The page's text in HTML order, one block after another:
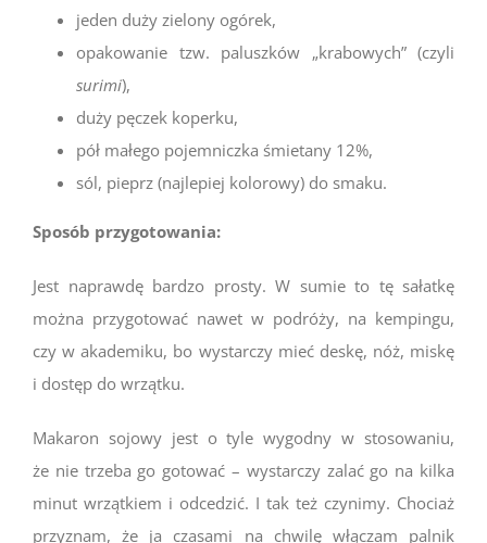
jeden duży zielony ogórek,
opakowanie tzw. paluszków „krabowych” (czyli
surimi),
duży pęczek koperku,
pół małego pojemniczka śmietany 12%,
sól, pieprz (najlepiej kolorowy) do smaku.
Sposób przygotowania:
Jest naprawdę bardzo prosty. W sumie to tę sałatkę
można przygotować nawet w podróży, na kempingu,
czy w akademiku, bo wystarczy mieć deskę, nóż, miskę
i dostęp do wrzątku.
Makaron sojowy jest o tyle wygodny w stosowaniu,
że nie trzeba go gotować – wystarczy zalać go na kilka
minut wrzątkiem i odcedzić. I tak też czynimy. Chociaż
przyznam, że ja czasami na chwilę włączam palnik